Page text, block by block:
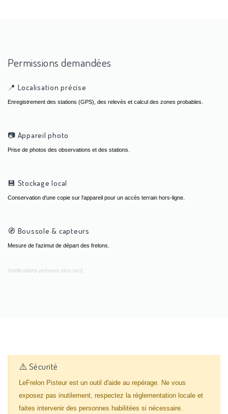
Permissions demandées
📍 Localisation précise
Enregistrement des stations (GPS), des relevés et calcul des zones probables.
📷 Appareil photo
Prise de photos des observations et des stations.
💾 Stockage local
Conservation d'une copie sur l'appareil pour un accès terrain hors-ligne.
🧭 Boussole & capteurs
Mesure de l'azimut de départ des frelons.
Notifications prévues plus tard.
⚠️ Sécurité
LeFrelon Pisteur est un outil d'aide au repérage. Ne vous
exposez pas inutilement, respectez la réglementation locale et
faites intervenir des personnes habilitées si nécessaire.